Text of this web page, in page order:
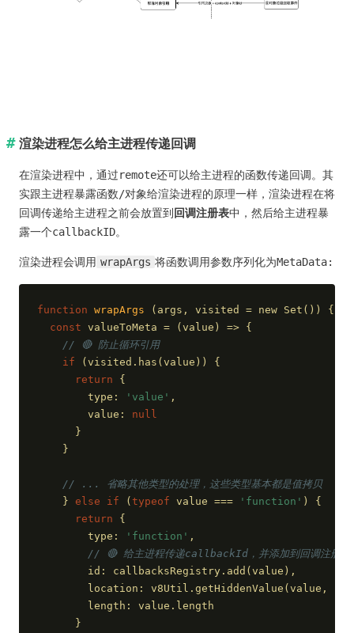
渲染进程怎么给主进程传递回调
在渲染进程中，通过remote还可以给主进程的函数传递回调。其
实跟主进程暴露函数/对象给渲染进程的原理一样，渲染进程在将
回调传递给主进程之前会放置到回调注册表中，然后给主进程暴
露一个callbackID。
渲染进程会调用 wrapArgs 将函数调用参数序列化为MetaData:
function wrapArgs ( args, visited = new Set( )) {
const valueToMeta = (value ) => {
// 🔴 防止循环引用
if (visited.has(value)) {
return {
        type:
'value' ,
        value:
null
      }
    }
// ... 省略其他类型的处理，这些类型基本都是值拷贝
    }
else if (typeof value === 'function' ) {
return {
        type:
'function' ,
// 🔴 给主进程传递callbackId，并添加到回调注册表
        id: callbacksRegistry.add(value),
        location: v8Util.getHiddenValue(value,
        length: value.length
      }